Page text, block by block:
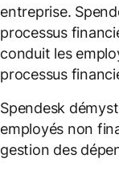
entreprise.
processus
conduit les
processus
Spendesk
employés non
gestion des